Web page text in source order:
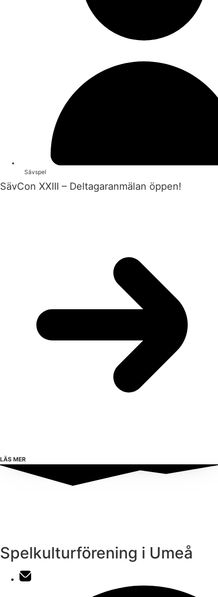
Sävspel
SävCon XXIII – Deltagaranmälan öppen!
LÄS MER
Spelkulturförening i Umeå